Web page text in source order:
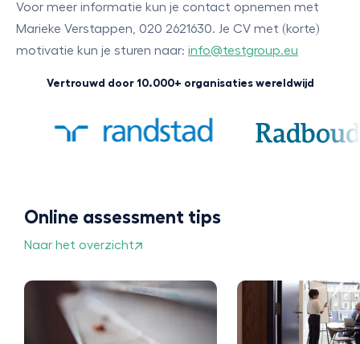
Voor meer informatie kun je contact opnemen met
Marieke Verstappen, 020 2621630. Je CV met (korte)
motivatie kun je sturen naar: info@testgroup.eu
Vertrouwd door 10.000+ organisaties wereldwijd
Online assessment tips
Naar het overzicht